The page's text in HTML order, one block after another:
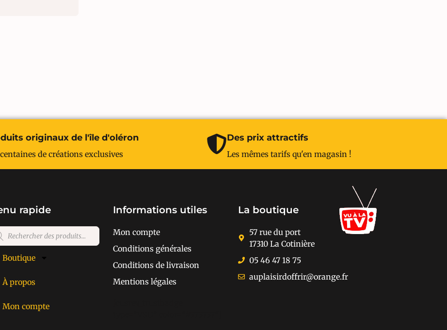
originaux de l'île d'oléron
de créations exclusives
Des prix attractifs
Les mêmes tarifs qu'en magasin !
rapide
Boutique
À propos
Mon compte
Informations utiles
Mon compte
Conditions générales
Conditions de livraison
Mentions légales
La boutique
57 rue du port
17310 La Cotinière
05 46 47 18 75
auplaisirdoffrir@orange.fr